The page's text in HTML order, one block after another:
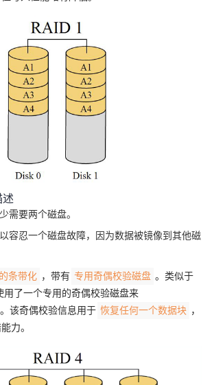
需要两个磁盘。
容忍一个磁盘故障，因为数据被镜像到其他磁
条带化 ，带有 专用奇偶校验磁盘 。类似于
用了一个专用的奇偶校验磁盘来
。该奇偶校验信息用于 恢复任何一个数据块 ，
力。